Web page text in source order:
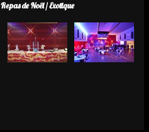
Repas de Noël / Exotique